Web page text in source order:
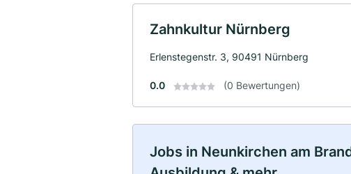
Zahnkultur Nürnberg
Erlenstegenstr. 3, 90491 Nürnberg
0.0 (0 Bewertungen)
Jobs in Neunkirchen am